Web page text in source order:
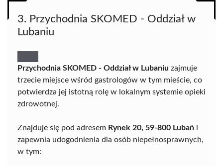
3. Przychodnia SKOMED - Oddział w
Lubaniu
Przychodnia SKOMED - Oddział w Lubaniu zajmuje
trzecie miejsce wśród gastrologów w tym mieście, co
potwierdza jej istotną rolę w lokalnym systemie opieki
zdrowotnej.
Znajduje się pod adresem Rynek 20, 59-800 Lubań i
zapewnia udogodnienia dla osób niepełnosprawnych,
w tym: